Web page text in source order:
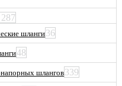
287
шланги36
48
шлангов339